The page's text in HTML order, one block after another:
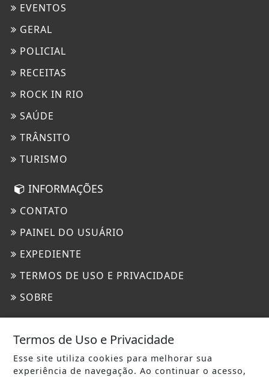
EVENTOS
GERAL
POLICIAL
RECEITAS
ROCK IN RIO
SAÚDE
TRÂNSITO
TURISMO
INFORMAÇÕES
CONTATO
PAINEL DO USUÁRIO
EXPEDIENTE
TERMOS DE USO E PRIVACIDADE
SOBRE
Termos de Uso e Privacidade
Esse site utiliza cookies para melhorar sua
experiência de navegação. Ao continuar o acesso,